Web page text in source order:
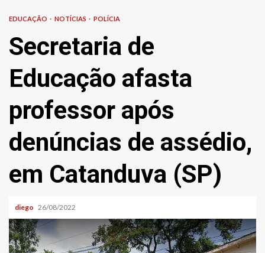
EDUCAÇÃO NOTÍCIAS POLÍCIA
Secretaria de
Educação afasta
professor após
denúncias de assédio,
em Catanduva (SP)
diego 26/08/2022